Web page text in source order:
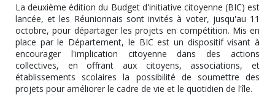
La deuxième édition du Budget d'initiative citoyenne (BIC) est
lancée, et les Réunionnais sont invités à voter, jusqu'au 11
octobre, pour départager les projets en compétition. Mis en
place par le Département, le BIC est un dispositif visant à
encourager l'implication citoyenne dans des actions
collectives, en offrant aux citoyens, associations, et
établissements scolaires la possibilité de soumettre des
projets pour améliorer le cadre de vie et le quotidien de l'île.